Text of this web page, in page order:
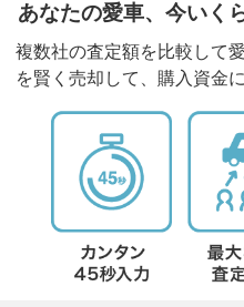
あなたの愛車、今いく
複数社の査定額を比較して
を賢く売却して、購入資金